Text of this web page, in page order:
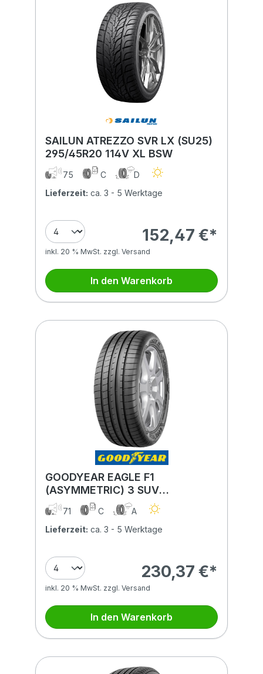
SAILUN ATREZZO SVR LX (SU25)
295/45R20 114V XL BSW
75 C
D
Lieferzeit: ca. 3 - 5 Werktage
152,47 €*
inkl. 20 % MwSt. zzgl. Versand
In den Warenkorb
GOODYEAR EAGLE F1
(ASYMMETRIC) 3 SUV
295/45R20 114Y XL MFS BSW
71 C
A
Lieferzeit: ca. 3 - 5 Werktage
230,37 €*
inkl. 20 % MwSt. zzgl. Versand
In den Warenkorb